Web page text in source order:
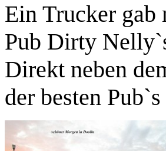
Ein Trucker gab
Pub Dirty
Direkt neben
der besten